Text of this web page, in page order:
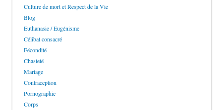
Culture de mort et Respect de la Vie
Blog
Euthanasie / Eugénisme
Célibat consacré
Fécondité
Chasteté
Mariage
Contraception
Pornographie
Corps